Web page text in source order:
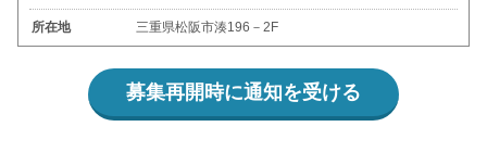
所在地 三重県松阪市湊196－2F
募集再開時に通知を受ける